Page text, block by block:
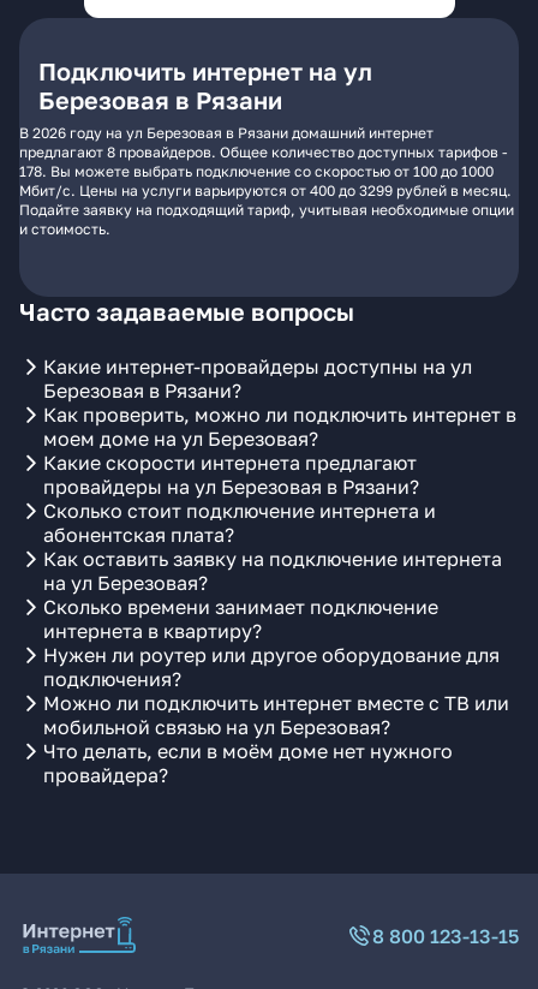
Подключить интернет на ул
Березовая в Рязани
В 2026 году на ул Березовая в Рязани домашний интернет
предлагают 8 провайдеров. Общее количество доступных тарифов -
178. Вы можете выбрать подключение со скоростью от 100 до 1000
Мбит/с. Цены на услуги варьируются от 400 до 3299 рублей в месяц.
Подайте заявку на подходящий тариф, учитывая необходимые опции
и стоимость.
Часто задаваемые вопросы
Какие интернет-провайдеры доступны на ул
Березовая в Рязани?
Как проверить, можно ли подключить интернет в
моем доме на ул Березовая?
Какие скорости интернета предлагают
провайдеры на ул Березовая в Рязани?
Сколько стоит подключение интернета и
абонентская плата?
Как оставить заявку на подключение интернета
на ул Березовая?
Сколько времени занимает подключение
интернета в квартиру?
Нужен ли роутер или другое оборудование для
подключения?
Можно ли подключить интернет вместе с ТВ или
мобильной связью на ул Березовая?
Что делать, если в моём доме нет нужного
провайдера?
8 800 123-13-15